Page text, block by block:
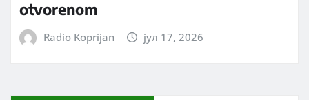
otvorenom
Radio Koprijan јул 17, 2026